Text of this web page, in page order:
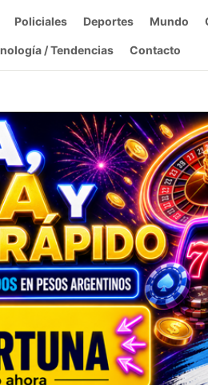
Policiales Deportes Mundo
/ Tendencias Contacto